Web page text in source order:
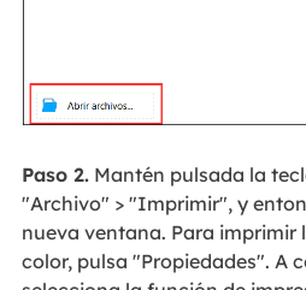
Paso 2.Mantén pulsada la
"Archivo" > "Imprimir", y
nueva ventana. Para imprimir
color, pulsa "Propiedades". A